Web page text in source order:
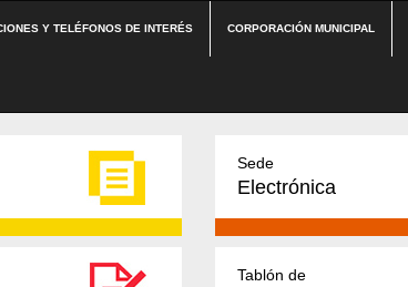
Y TELÉFONOS DE INTERÉS CORPORACIÓN MUNICIPAL
Sede
Electrónica
Tablón de